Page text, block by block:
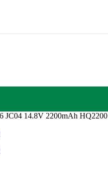
JC04 14.8V 2200mAh HQ2200